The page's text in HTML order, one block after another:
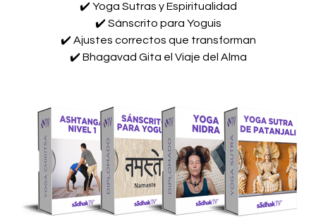
✔️ Yoga Sutras y Espiritualidad
✔️ Sánscrito para Yoguis
✔️ Ajustes correctos que transforman
✔️ Bhagavad Gita el Viaje del Alma